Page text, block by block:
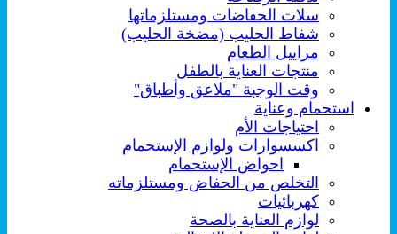
سلات الحفاضات ومستلزماتها
شفاط الحليب (مضخة الحليب)
مراييل الطعام
منتجات العناية بالطفل
وقت الوجبة "ملاعق وأطباق"
استحمام وعناية
احتياجات الأم
اكسسوارات ولوازم الإستحمام
احواض الإستحمام
التخلص من الحفاض ومستلزماته
كهربائيات
لوازم العناية بالصحة